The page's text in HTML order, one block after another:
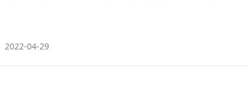
2022-04-29